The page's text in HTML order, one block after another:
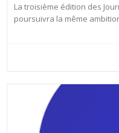
La troisième édition des
poursuivra la même